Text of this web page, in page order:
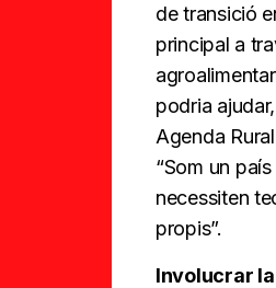
de transició
principal a
podria
Agenda
“Som un
necessiten
propis”.
Involucrar